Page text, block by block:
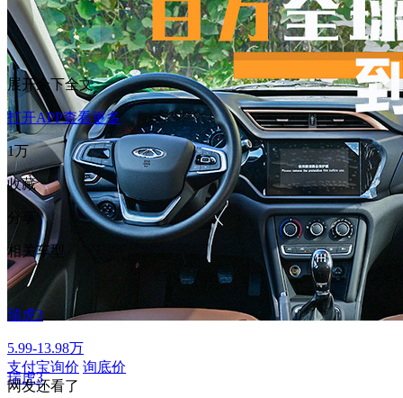
瑞虎3
展开余下全文
打开APP查看更多
1万
收藏
分享
相关车型
瑞虎3
5.99-13.98万
支付宝询价 询底价
网友还看了